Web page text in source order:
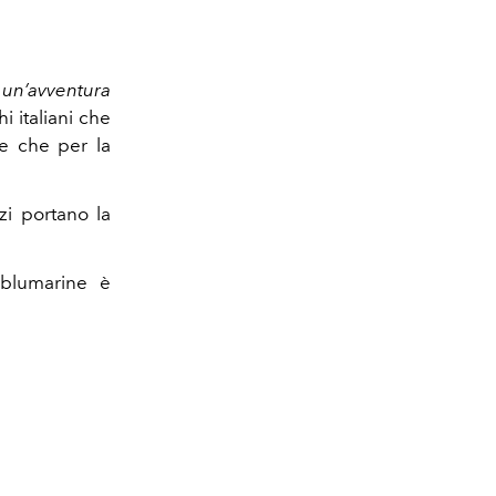
italiani che
che per la
portano la
è